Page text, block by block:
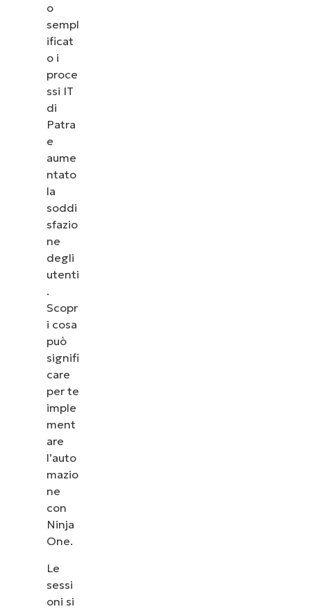
o
sempl
ificat
o i
proce
ssi IT
di
Patra
e
aume
ntato
la
soddi
sfazio
ne
degli
utenti
.
Scopr
i cosa
può
signifi
care
per te
imple
ment
are
l’auto
mazio
ne
con
Ninja
One.
Le
sessi
oni si